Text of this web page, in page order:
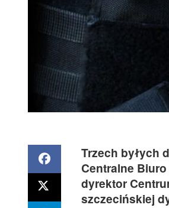
Trzech byłych
Centralne
dyrektor
szczecińskiej